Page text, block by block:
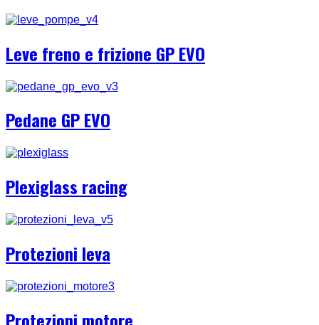
Leve freno e frizione GP EVO
Pedane GP EVO
Plexiglass racing
Protezioni leva